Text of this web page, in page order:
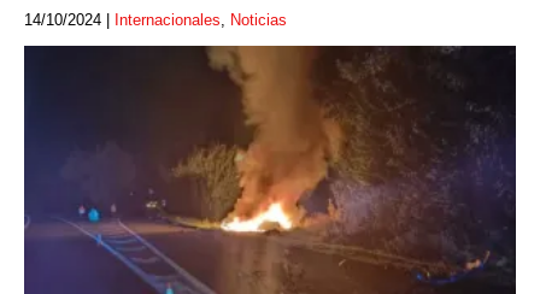
14/10/2024 Internacionales, Noticias